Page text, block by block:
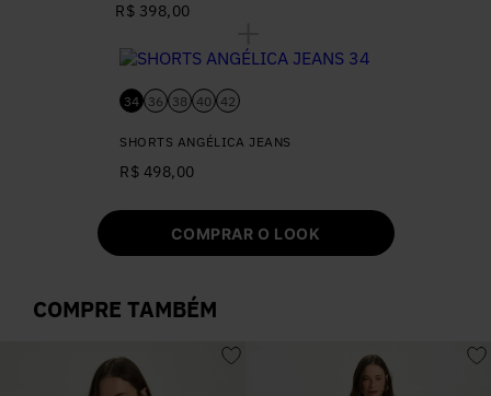
R$ 398,00
34 36 38 40 42
SHORTS ANGÉLICA JEANS
R$ 498,00
COMPRAR O LOOK
COMPRE TAMBÉM